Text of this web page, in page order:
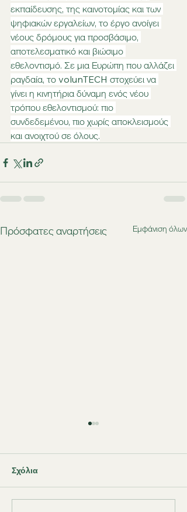
εκπαίδευσης, της καινοτομίας και των
ψηφιακών εργαλείων, το έργο ανοίγει
νέους δρόμους για προσβάσιμο,
αποτελεσματικό και βιώσιμο
εθελοντισμό. Σε μια Ευρώπη που αλλάζει
ραγδαία, το volunTECH στοχεύει να
γίνει η κινητήρια δύναμη ενός νέου
τρόπου εθελοντισμού: πιο
συνδεδεμένου, πιο χωρίς αποκλεισμούς
και ανοιχτού σε όλους.
Πρόσφατες αναρτήσεις Εμφάνιση όλων
Σχόλια